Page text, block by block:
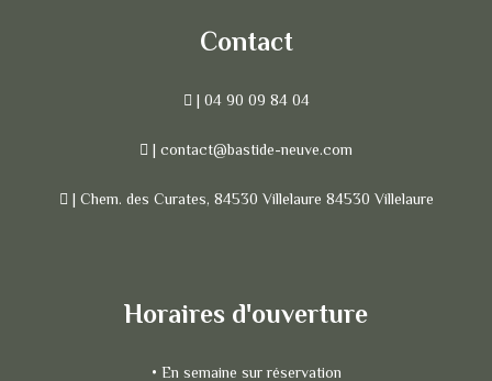
Contact
| 04 90 09 84 04
| contact@bastide-neuve.com
| Chem. des Curates, 84530 Villelaure 84530 Villelaure
Horaires d'ouverture
• En semaine sur réservation